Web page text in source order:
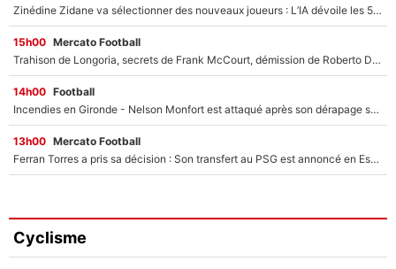
Zinédine Zidane va sélectionner des nouveaux joueurs : L’IA dévoile les 5 cracks qui pourraient rapidement le rejoindre en équipe de France !
15h00 Mercato Football
Trahison de Longoria, secrets de Frank McCourt, démission de Roberto De Zerbi : Medhi Benatia se lâche sur son départ de l'OM et fait d'importantes révélations
14h00 Football
Incendies en Gironde - Nelson Monfort est attaqué après son dérapage sur CNews : «Et lui, il prend combien pour parler dans un studio climatisé?»
13h00 Mercato Football
Ferran Torres a pris sa décision : Son transfert au PSG est annoncé en Espagne !
Cyclisme